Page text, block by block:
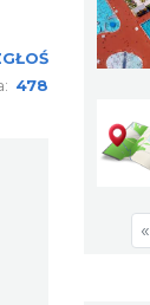
478
«